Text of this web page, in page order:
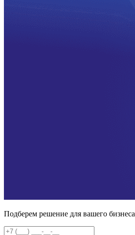
Подберем решение для вашего бизнеса